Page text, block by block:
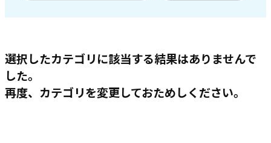
選択したカテゴリに該当する結果はありませんで
した。
再度、カテゴリを変更しておためしください。